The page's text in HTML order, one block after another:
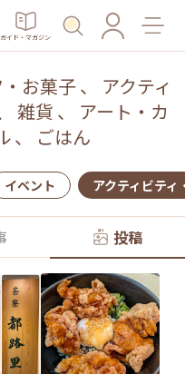
ガイド・マガジン
お菓子、 アクティ
雑貨 、 アート・カ
、 ごはん
イベント アクティビティ
投稿